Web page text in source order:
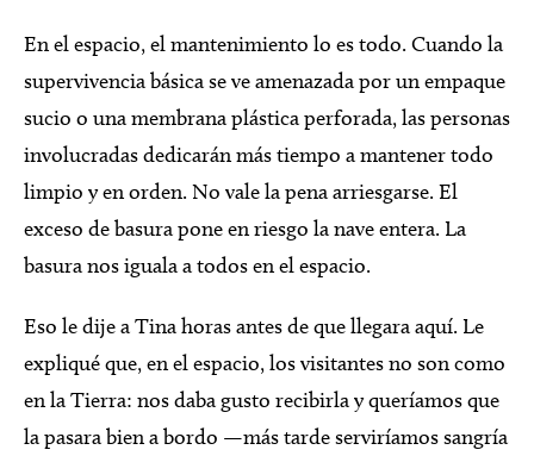
En el espacio, el mantenimiento lo es todo. Cuando la
supervivencia básica se ve amenazada por un empaque
sucio o una membrana plástica perforada, las personas
involucradas dedicarán más tiempo a mantener todo
limpio y en orden. No vale la pena arriesgarse. El
exceso de basura pone en riesgo la nave entera. La
basura nos iguala a todos en el espacio.
Eso le dije a Tina horas antes de que llegara aquí. Le
expliqué que, en el espacio, los visitantes no son como
en la Tierra: nos daba gusto recibirla y queríamos que
la pasara bien a bordo —más tarde serviríamos sangría